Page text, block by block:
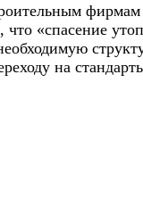
фирмам
что «спасение
на